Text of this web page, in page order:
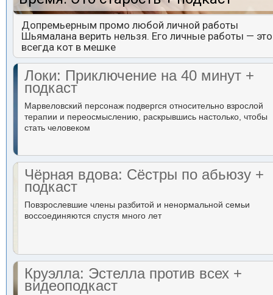
Допремьерным промо любой личной работы
Шьямалана верить нельзя. Его личные работы — это
всегда кот в мешке
Локи: Приключение на 40 минут +
подкаст
Марвеловский персонаж подвергся относительно взрослой
терапии и переосмыслению, раскрывшись настолько, чтобы
стать человеком
Чёрная вдова: Сёстры по абьюзу +
подкаст
Повзрослевшие члены разбитой и ненормальной семьи
воссоединяются спустя много лет
Круэлла: Эстелла против всех +
видеоподкаст